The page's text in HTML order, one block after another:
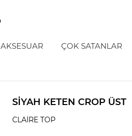
AKSESUAR ÇOK SATANLAR
SIYAH KETEN CROP ÜST
CLAIRE TOP